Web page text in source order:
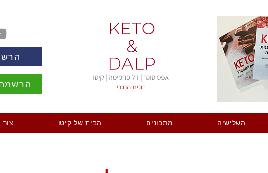
השלישיה מתכונים הבית של קיטו